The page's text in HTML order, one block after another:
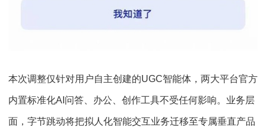
本次调整仅针对用户自主创建的UGC智能体，两大平台官方
内置标准化AI问答、办公、创作工具不受任何影响。业务层
面，字节跳动将把拟人化智能交互业务迁移至专属垂直产品